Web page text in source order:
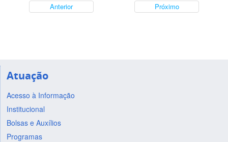
Anterior Próximo
Atuação
Acesso à Informação
Institucional
Bolsas e Auxílios
Programas